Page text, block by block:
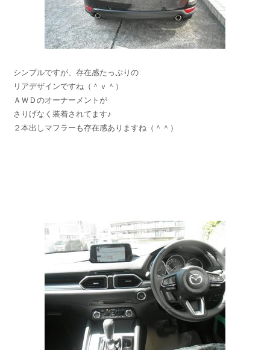
シンプルですが、存在感たっぷりの
リアデザインですね（＾ｖ＾）
ＡＷＤのオーナーメントが
さりげなく装着されてます♪
２本出しマフラーも存在感ありますね（＾＾）